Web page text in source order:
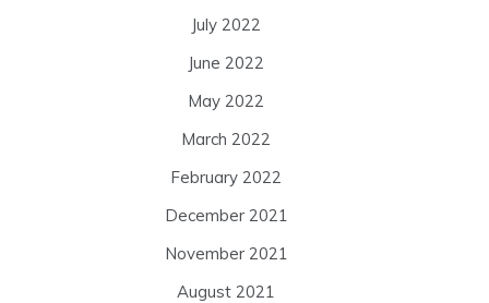
July 2022
June 2022
May 2022
March 2022
February 2022
December 2021
November 2021
August 2021